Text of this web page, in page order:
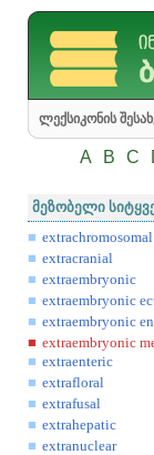
ლექსიკონის
A B C
მეზობელი
extracranial
extraembryonic
extraembryonic
extraembryonic
extraembryonic
extraenteric
extrafloral
extrafusal
extrahepatic
extranuclear